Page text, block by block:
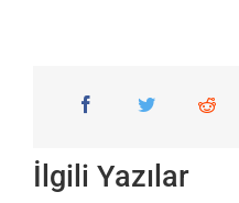
İlgili Yazılar